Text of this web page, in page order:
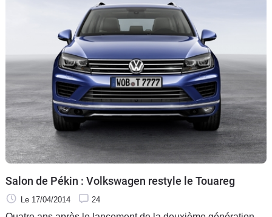
moyennant la somme minimum de 53 570 €, Pierre
Desjardins a essayé en Allemagne près de Munich sur des
routes et hors piste le V8 Tdi affiché pas moins de 88 150 €.
Elle dispose à son lancement de trois motorisations, toutes
diesels.
Salon de Pékin : Volkswagen restyle le Touareg
Le 17/04/2014 24